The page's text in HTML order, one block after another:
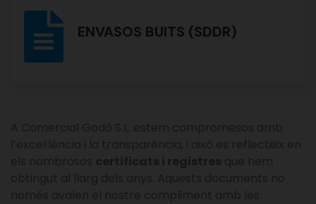
ENVASOS BUITS (SDDR)